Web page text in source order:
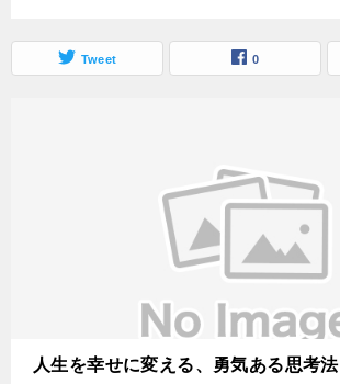
Tweet 0
人生を幸せに変える、勇気ある思考法